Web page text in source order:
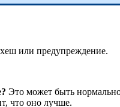
или предупреждение.
Это может быть
что оно лучше.